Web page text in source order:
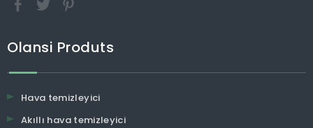
Olansi Healthcare Co, Ltd Hava Arıtma, Hidrojen Su, Su Arıtma vb
Guangzhou, Çin'de 12 yıldan fazla deneyime sahiptir.60.000 m2
kendi enjeksiyon kalıp fabrikası, kendi filtre fabrikası, kendi kalıp